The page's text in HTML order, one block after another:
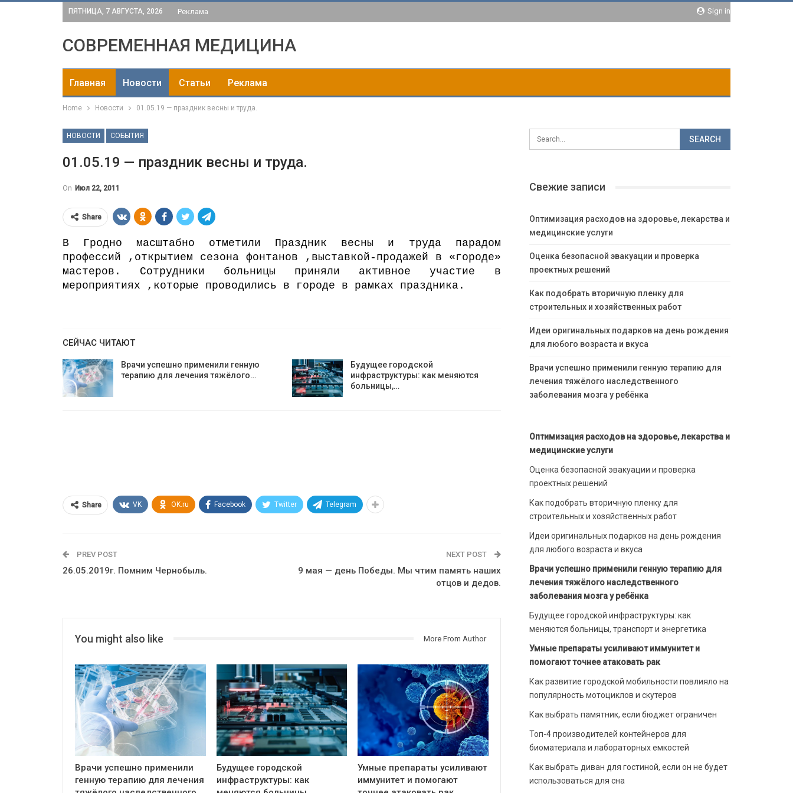
Sign in
ПЯТНИЦА, 7 АВГУСТА, 2026 Реклама
СОВРЕМЕННАЯ МЕДИЦИНА
Главная Новости Статьи Реклама
Home Новости 01.05.19 — праздник весны и труда.
НОВОСТИ СОБЫТИЯ
01.05.19 — праздник весны и труда.
On Июл 22, 2011
Share
В Гродно масштабно отметили Праздник весны и труда парадом
профессий ,открытием сезона фонтанов ,выставкой-продажей в «городе»
мастеров. Сотрудники больницы приняли активное участие в
мероприятиях ,которые проводились в городе в рамках праздника.
СЕЙЧАС ЧИТАЮТ
Врачи успешно применили генную
терапию для лечения тяжёлого…
Будущее городской
инфраструктуры: как меняются
больницы,…
Share VK OK.ru Facebook Twitter Telegram
PREV POST
26.05.2019г. Помним Чернобыль.
NEXT POST
9 мая — день Победы. Мы чтим память наших
отцов и дедов.
You might also like More From Author
Врачи успешно применили
генную терапию для лечения
Будущее городской
инфраструктуры: как
Умные препараты усиливают
иммунитет и помогают
Свежие записи
Оптимизация расходов на здоровье, лекарства и
медицинские услуги
Оценка безопасной эвакуации и проверка
проектных решений
Как подобрать вторичную пленку для
строительных и хозяйственных работ
Идеи оригинальных подарков на день рождения
для любого возраста и вкуса
Врачи успешно применили генную терапию для
лечения тяжёлого наследственного
заболевания мозга у ребёнка
Оптимизация расходов на здоровье, лекарства и
медицинские услуги
Оценка безопасной эвакуации и проверка
проектных решений
Как подобрать вторичную пленку для
строительных и хозяйственных работ
Идеи оригинальных подарков на день рождения
для любого возраста и вкуса
Врачи успешно применили генную терапию для
лечения тяжёлого наследственного
заболевания мозга у ребёнка
Будущее городской инфраструктуры: как
меняются больницы, транспорт и энергетика
Умные препараты усиливают иммунитет и
помогают точнее атаковать рак
Как развитие городской мобильности повлияло на
популярность мотоциклов и скутеров
Как выбрать памятник, если бюджет ограничен
Топ-4 производителей контейнеров для
биоматериала и лабораторных емкостей
Как выбрать диван для гостиной, если он не будет
использоваться для сна